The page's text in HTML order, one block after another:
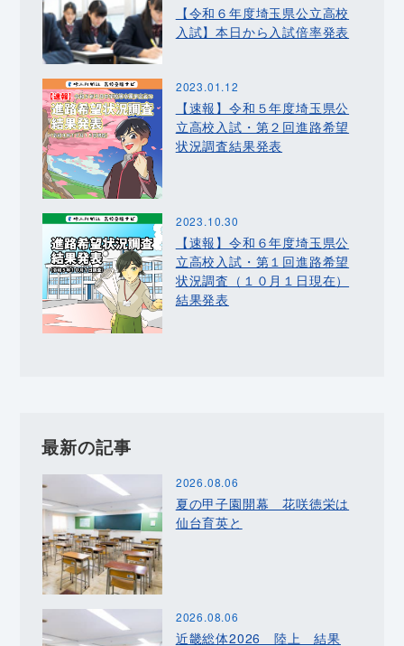
【令和６年度埼玉県公立高校
入試】本日から入試倍率発表
2023.01.12
【速報】令和５年度埼玉県公
立高校入試・第２回進路希望
状況調査結果発表
2023.10.30
【速報】令和６年度埼玉県公
立高校入試・第１回進路希望
状況調査（１０月１日現在）
結果発表
最新の記事
2026.08.06
夏の甲子園開幕 花咲徳栄は
仙台育英と
2026.08.06
近畿総体2026 陸上 結果